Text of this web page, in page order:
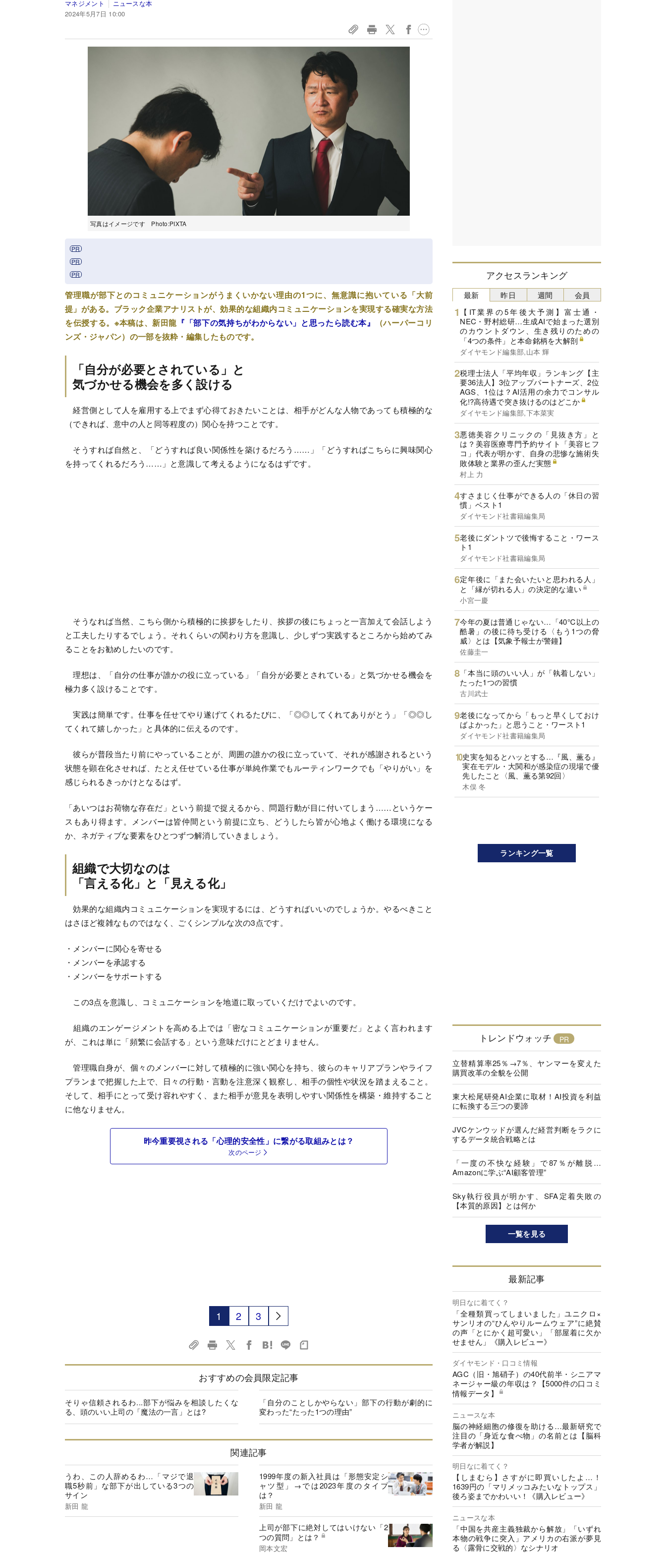
マネジメント
ニュースな本
2024年5月7日 10:00
写真はイメージです Photo:PIXTA
管理職が部下とのコミュニケーションがうまくいかない理由の1つに、無意識に抱いている「大前
提」がある。ブラック企業アナリストが、効果的な組織内コミュニケーションを実現する確実な方法
を伝授する。※本稿は、新田龍 『「部下の気持ちがわからない」と思ったら読む本』
（ハーパーコリ
ンズ・ジャパン）の一部を抜粋・編集したものです。
「自分が必要とされている」と
気づかせる機会を多く設ける
経営側として人を雇用する上でまず心得ておきたいことは、相手がどんな人物であっても積極的な
（できれば、意中の人と同等程度の）関心を持つことです。
そうすれば自然と、「どうすれば良い関係性を築けるだろう……」「どうすればこちらに興味関心
を持ってくれるだろう……」と意識して考えるようになるはずです。
そうなれば当然、こちら側から積極的に挨拶をしたり、挨拶の後にちょっと一言加えて会話しよう
と工夫したりするでしょう。それくらいの関わり方を意識し、少しずつ実践するところから始めてみ
ることをお勧めしたいのです。
理想は、「自分の仕事が誰かの役に立っている」「自分が必要とされている」と気づかせる機会を
極力多く設けることです。
実践は簡単です。仕事を任せてやり遂げてくれるたびに、「◎◎してくれてありがとう」「◎◎し
てくれて嬉しかった」と具体的に伝えるのです。
彼らが普段当たり前にやっていることが、周囲の誰かの役に立っていて、それが感謝されるという
状態を顕在化させれば、たとえ任せている仕事が単純作業でもルーティンワークでも「やりがい」を
感じられるきっかけとなるはず。
「あいつはお荷物な存在だ」という前提で捉えるから、問題行動が目に付いてしまう……というケー
スもあり得ます。メンバーは皆仲間という前提に立ち、どうしたら皆が心地よく働ける環境になる
か、ネガティブな要素をひとつずつ解消していきましょう。
組織で大切なのは
「言える化」と「見える化」
効果的な組織内コミュニケーションを実現するには、どうすればいいのでしょうか。やるべきこと
はさほど複雑なものではなく、ごくシンプルな次の3点です。
・メンバーに関心を寄せる
・メンバーを承認する
・メンバーをサポートする
この3点を意識し、コミュニケーションを地道に取っていくだけでよいのです。
組織のエンゲージメントを高める上では「密なコミュニケーションが重要だ」とよく言われます
が、これは単に「頻繁に会話する」という意味だけにとどまりません。
管理職自身が、個々のメンバーに対して積極的に強い関心を持ち、彼らのキャリアプランやライフ
プランまで把握した上で、日々の行動・言動を注意深く観察し、相手の個性や状況を踏まえること。
そして、相手にとって受け容れやすく、また相手が意見を表明しやすい関係性を構築・維持すること
に他なりません。
昨今重要視される「心理的安全性」に繋がる取組みとは？
次のページ
1 2 3
おすすめの会員限定記事
そりゃ信頼されるわ...部下が悩みを相談したくな
る、頭のいい上司の「魔法の一言」とは?
「自分のことしかやらない」部下の行動が劇的に
変わった“たった1つの理由”
関連記事
うわ、この人辞めるわ…「マジで退
職5秒前」な部下が出している3つの
サイン
新田 龍
1999年度の新入社員は「形態安定シ
ャツ型」→では2023年度のタイプ
は？
新田 龍
上司が部下に絶対してはいけない「2
つの質問」とは？
岡本文宏
アクセスランキング
最新
【IT業界の5年後大予測】富士通・
NEC・野村総研…生成AIで始まった選別
のカウントダウン、生き残りのための
「4つの条件」と本命銘柄を大解剖
ダイヤモンド編集部,山本 輝
税理士法人「平均年収」ランキング【主
要36法人】3位アップパートナーズ、2位
AGS、1位は？AI活用の余力でコンサル
化!?高待遇で突き抜けるのはどこか
ダイヤモンド編集部,下本菜実
悪徳美容クリニックの「見抜き方」と
は？美容医療専門予約サイト「美容ヒフ
コ」代表が明かす、自身の悲惨な施術失
敗体験と業界の歪んだ実態
村上 力
すさまじく仕事ができる人の「休日の習
慣」ベスト1
ダイヤモンド社書籍編集局
老後にダントツで後悔すること・ワース
ト1
ダイヤモンド社書籍編集局
定年後に「また会いたいと思われる人」
と「縁が切れる人」の決定的な違い
小宮一慶
今年の夏は普通じゃない…「40℃以上の
酷暑」の後に待ち受ける〈もう1つの脅
威〉とは【気象予報士が警鐘】
佐藤圭一
「本当に頭のいい人」が「執着しない」
たった1つの習慣
古川武士
老後になってから「もっと早くしておけ
ばよかった」と思うこと・ワースト1
ダイヤモンド社書籍編集局
史実を知るとハッとする…『風、薫る』
実在モデル・大関和が感染症の現場で優
先したこと〈風、薫る第92回〉
木俣 冬
昨日 週間 会員
ランキング一覧
トレンドウォッチ
立替精算率25％→7％、ヤンマーを変えた
購買改革の全貌を公開
東大松尾研発AI企業に取材！AI投資を利益
に転換する三つの要諦
JVCケンウッドが選んだ経営判断をラクに
するデータ統合戦略とは
「一度の不快な経験」で87％が離脱…
Amazonに学ぶ“AI顧客管理”
Sky執行役員が明かす、SFA定着失敗の
【本質的原因】とは何か
一覧を見る
最新記事
明日なに着てく？
「全種類買ってしまいました」ユニクロ×
サンリオの“ひんやりルームウェア”に絶賛
の声「とにかく超可愛い」「部屋着に欠か
せません」《購入レビュー》
ダイヤモンド・口コミ情報
AGC（旧・旭硝子）の40代前半・シニアマ
ネージャー級の年収は？【5000件の口コミ
情報データ】
ニュースな本
脳の神経細胞の修復を助ける…最新研究で
注目の「身近な食べ物」の名前とは【脳科
学者が解説】
明日なに着てく？
【しまむら】さすがに即買いしたよ…！
1639円の「マリメッコみたいなトップス」
後ろ姿までかわいい！《購入レビュー》
ニュースな本
「中国を共産主義独裁から解放」「いずれ
本物の戦争に突入」アメリカの右派が夢見
る〈露骨に交戦的〉なシナリオ